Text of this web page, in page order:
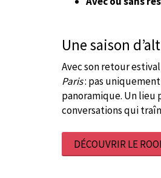
Une saison
Avec son retour
Paris: pas
panoramique. Un lieu
conversations qui
DÉCOUVRIR LE